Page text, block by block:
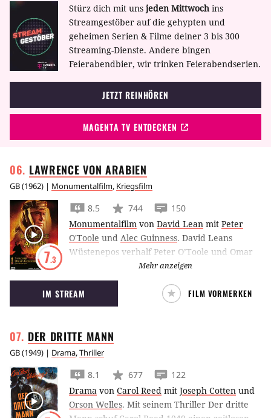
Stürz dich mit uns jeden Mittwoch ins
Streamgestöber auf die gehypten und
geheimen Serien & Filme deiner 3 bis 300
Streaming-Dienste. Andere bingen
Feierabendbier, wir trinken Feierabendserien.
JETZT REINHÖREN
MAGENTA TV ENTDECKEN
LAWRENCE VON ARABIEN
GB(1962) | Monumentalfilm, Kriegsfilm
7.3
8.5 744
150
Monumentalfilm von David Lean mit Peter
O'Toole und Alec Guinness. David Leans
Wüstenepos verhalf Peter O’Toole und Omar
Sharif zum Durchbruch. Lawrence von
Arabien erzählt die Geschichte eines
außergewöhnlichen Mannes und wurde mit
sieben Oscars prämiert.
Mehr anzeigen
IM STREAM FILM VORMERKEN
DER DRITTE MANN
GB(1949) | Drama,Thriller
8.1 677
122
Drama von Carol Reed mit Joseph Cotten und
Orson Welles. Mit seinem Thriller Der dritte